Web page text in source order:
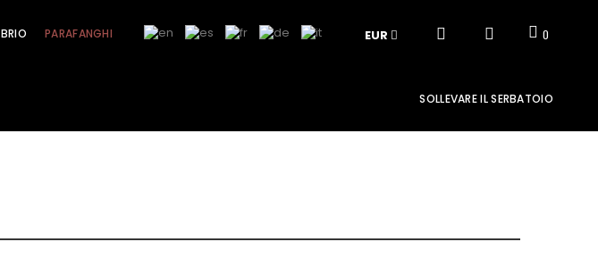
EUR 0
PARAFANGHI
SOLLEVARE IL SERBATOIO